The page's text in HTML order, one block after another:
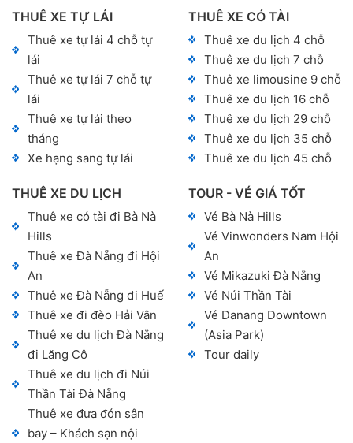
THUÊ XE TỰ LÁI
Thuê xe tự lái 4 chỗ tự
lái
Thuê xe tự lái 7 chỗ tự
lái
Thuê xe tự lái theo
tháng
Xe hạng sang tự lái
THUÊ XE DU LỊCH
Thuê xe có tài đi Bà Nà
Hills
Thuê xe Đà Nẵng đi Hội
An
Thuê xe Đà Nẵng đi Huế
Thuê xe đi đèo Hải Vân
Thuê xe du lịch Đà Nẵng
đi Lăng Cô
Thuê xe du lịch đi Núi
Thần Tài Đà Nẵng
Thuê xe đưa đón sân
bay – Khách sạn nội
THUÊ XE CÓ TÀI
Thuê xe du lịch 4 chỗ
Thuê xe du lịch 7 chỗ
Thuê xe limousine 9 chỗ
Thuê xe du lịch 16 chỗ
Thuê xe du lịch 29 chỗ
Thuê xe du lịch 35 chỗ
Thuê xe du lịch 45 chỗ
TOUR - VÉ GIÁ TỐT
Vé Bà Nà Hills
Vé Vinwonders Nam Hội
An
Vé Mikazuki Đà Nẵng
Vé Núi Thần Tài
Vé Danang Downtown
(Asia Park)
Tour daily